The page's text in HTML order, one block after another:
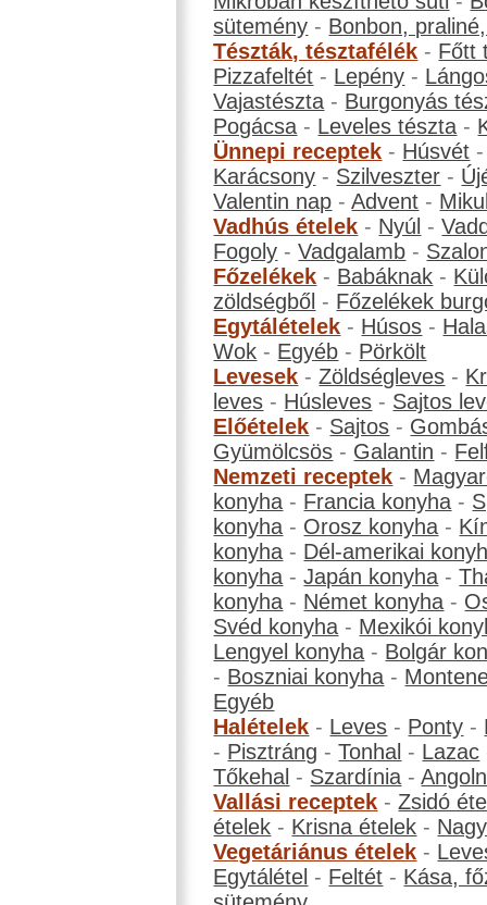
sütemény - Bonbon,
Tészták, tésztafélék - Főtt
Pizzafeltét - Lepény -
Vajastészta - Burgonyás
Pogácsa - Leveles tészta -
Ünnepi receptek - Húsvét
Karácsony - Szilveszter -
Valentin nap -Advent -
Vadhús ételek - Nyúl -
Fogoly -Vadgalamb -
Főzelékek - Babáknak -
zöldségből - Főzelékek
Egytálételek - Húsos -
Wok - Egyéb - Pörkölt
Levesek -Zöldségleves -
leves - Húsleves - Sajtos
Előételek - Sajtos -
Gyümölcsös - Galantin -
Nemzeti receptek -
konyha - Francia konyha -
konyha - Orosz konyha -
konyha - Dél-amerikai
konyha -Japán konyha -
konyha - Német konyha -
Svéd konyha - Mexikói
Lengyel konyha - Bolgár
- Boszniai konyha -
Egyéb
Halételek - Leves - Ponty -
- Pisztráng -Tonhal - Lazac
Tőkehal - Szardínia -
Vallási receptek -Zsidó
ételek - Krisna ételek -
Vegetáriánus ételek -
Egytálétel - Feltét - Kása,